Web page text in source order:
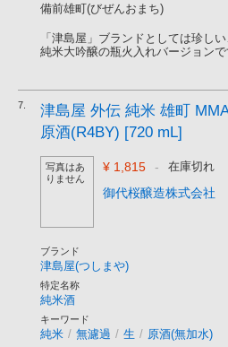
備前雄町(びぜんおまち)
「津島屋」ブランドとしては珍し
純米大吟醸の瓶火入れバージョン
7.
津島屋 外伝 純米 雄町
原酒(R4BY) [720 mL]
写真はあ
りません
¥ 1,815 - 在庫切れ
御代桜醸造株式会社
ブランド
津島屋(つしまや)
特定名称
純米酒
キーワード
純米 / 無濾過 / 生 / 原酒(無加水)